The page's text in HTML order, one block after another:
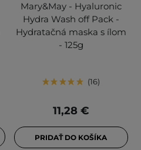
Mary&May - Hyaluronic
Hydra Wash off Pack -
Hydratačná maska ​​s ílom
- 125g
16
11,28 €
PRIDAŤ DO KOŠÍKA